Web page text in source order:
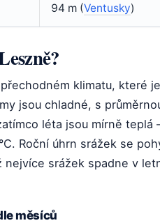
94 m (Ventusky)
klimatu, které
jsou chladné, s
léta jsou mírně teplá
Roční úhrn srážek se
nejvíce srážek spadne v
měsíců